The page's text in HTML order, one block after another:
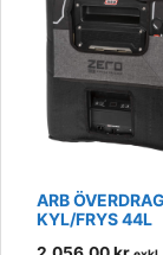
ARB
KYL/FRYS 44L